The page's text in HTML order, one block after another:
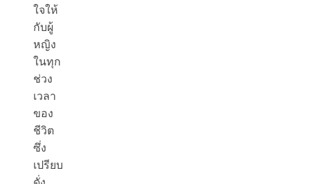
ใจให้
กับผู้
หญิง
ในทุก
ช่วง
เวลา
ของ
ชีวิต
ซึ่ง
เปรียบ